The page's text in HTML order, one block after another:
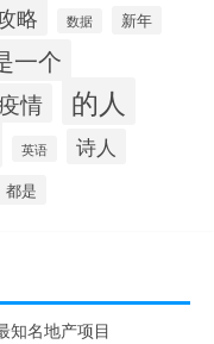
略 数据 新年
一个
情 的人
英语 诗人
都是
知名地产项目